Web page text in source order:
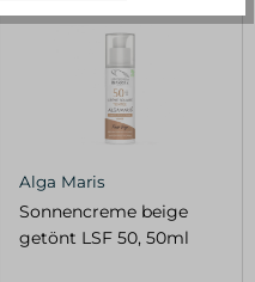
Alga Maris
Sonnencreme beige
getönt LSF 50, 50ml